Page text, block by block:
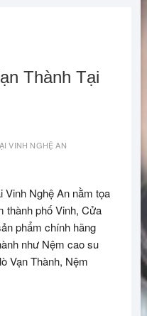
Thành Tại
VINH NGHỆ AN
Vinh Nghệ An nằm tọa
thành phố Vinh, Cửa
phẩm chính hãng
như Nệm cao su
Vạn Thành, Nệm